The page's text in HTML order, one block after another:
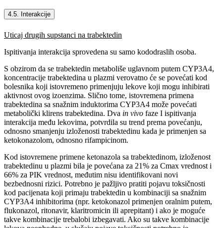
4.5. Interakcije
Uticaj drugih supstanci na trabektedin
Ispitivanja interakcija sprovedena su samo kododraslih osoba.
S obzirom da se trabektedin metaboliše uglavnom putem CYP3A4,
koncentracije trabektedina u plazmi verovatno će se povećati kod
bolesnika koji istovremeno primenjuju lekove koji mogu inhibirati
aktivnost ovog izoenzima. Slično tome, istovremena primena
trabektedina sa snažnim induktorima CYP3A4 može povećati
metabolički klirens trabektedina. Dva in vivo faze I ispitivanja
interakcija među lekovima, potvrdila su trend prema povećanju,
odnosno smanjenju izloženosti trabektedinu kada je primenjen sa
ketokonazolom, odnosno rifampicinom.
Kod istovremene primene ketonazola sa trabektedinom, izloženost
trabektedinu u plazmi bila je povećana za 21% za Cmax vrednost i
66% za PIK vrednost, međutim nisu identifikovani novi
bezbednosni rizici. Potrebno je pažljivo pratiti pojavu toksičnosti
kod pacijenata koji primaju trabektedin u kombinaciji sa snažnim
CYP3A4 inhibitorima (npr. ketokonazol primenjen oralnim putem,
flukonazol, ritonavir, klaritromicin ili aprepitant) i ako je moguće
takve kombinacije trebalobi izbegavati. Ako su takve kombinacije